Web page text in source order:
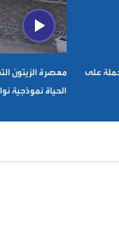
على
معصرة الزيتون
الحياة نموذجية